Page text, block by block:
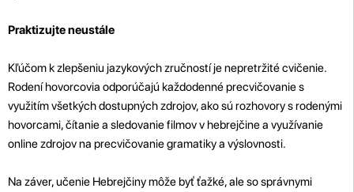
Praktizujte neustále
Kľúčom k zlepšeniu jazykových zručností je nepretržité cvičenie.
Rodení hovorcovia odporúčajú každodenné precvičovanie s
využitím všetkých dostupných zdrojov, ako sú rozhovory s rodenými
hovorcami, čítanie a sledovanie filmov v hebrejčine a využívanie
online zdrojov na precvičovanie gramatiky a výslovnosti.
Na záver, učenie Hebrejčiny môže byť ťažké, ale so správnymi